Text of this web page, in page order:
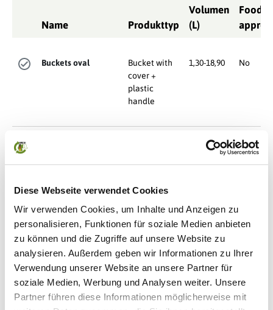
Diese Webseite verwendet Cookies
Wir verwenden Cookies, um Inhalte und Anzeigen zu
personalisieren, Funktionen für soziale Medien anbieten
zu können und die Zugriffe auf unsere Website zu
analysieren. Außerdem geben wir Informationen zu Ihrer
Verwendung unserer Website an unsere Partner für
soziale Medien, Werbung und Analysen weiter. Unsere
Partner führen diese Informationen möglicherweise mit
Name Produkttyp
Volumen
(L)
Food
Buckets oval
Bucket with
cover +
plastic
handle
1,30-18,90 No
cover +
handle
3,60-35,40 No
Buckets round
Bucket with
cover +
plastic
handle
0,38-31,50